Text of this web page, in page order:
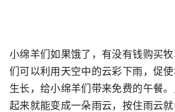
小绵羊们如果饿了，有没有钱购买
们可以利用天空中的云彩下雨，促
生长，给小绵羊们带来免费的午餐
起来就能变成一朵雨云，按住雨云